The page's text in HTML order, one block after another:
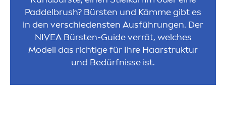
Paddelbrush? Bürsten und Kämme gibt es
in den verschiedensten Ausführungen. Der
NIVEABürsten-Guide verrät, welches
Modell das richtige für Ihre Haarstruktur
und Bedürfnisse ist.